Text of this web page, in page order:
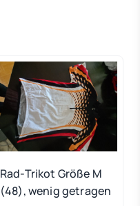
Rad-Trikot Größe M
(48), wenig getragen